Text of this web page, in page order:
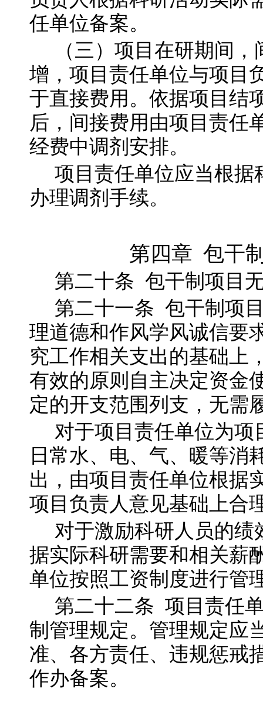
任单位备案。
（三）项目在研期间
增，项目责任单位与项目
于直接费用。依据项目结
后，间接费用由项目责任
经费中调剂安排。
项目责任单位应当根据
办理调剂手续。
第四章 包干
第二十条 包干制项目
第二十一条 包干制项
理道德和作风学风诚信要
究工作相关支出的基础上
有效的原则自主决定资金
定的开支范围列支，无需
对于项目责任单位为
日常水、电、气、暖等消
出，由项目责任单位根据
项目负责人意见基础上合
对于激励科研人员的
据实际科研需要和相关薪
单位按照工资制度进行管
第二十二条 项目责任
制管理规定。管理规定应
准、各方责任、违规惩戒
作办备案。